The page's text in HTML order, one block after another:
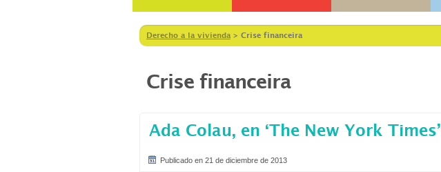
Derecho a la vivienda > Crise financeira
Crise financeira
Ada Colau, en ‘The New York Times’
Publicado en 21 de diciembre de 2013